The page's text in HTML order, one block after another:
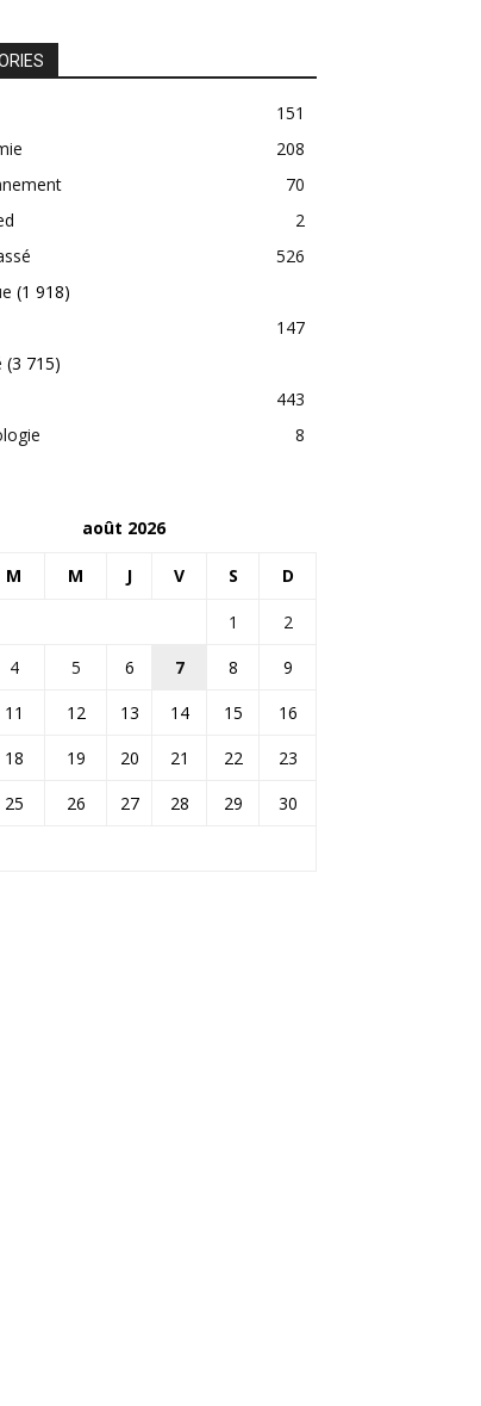
151
208
70
2
526
(1 918)
147
(3 715)
443
8
août 2026
M M J V S D
1
2
4 5 6 7 8
9
11 12 13 14 15
16
18 19 20 21 22
23
25 26 27 28 29
30